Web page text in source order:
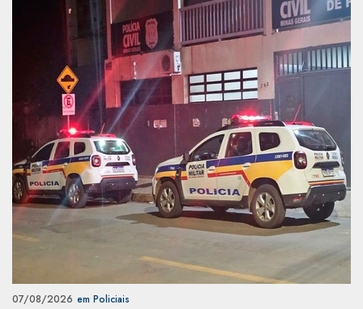
07/08/2026 em Policiais